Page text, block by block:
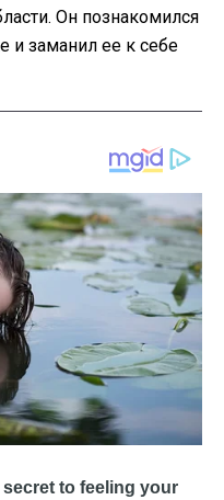
Он познакомился
и заманил ее к себе